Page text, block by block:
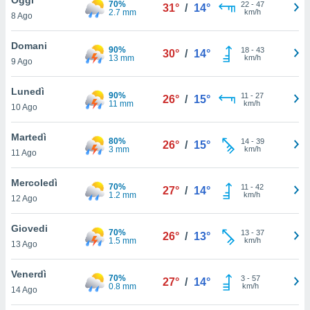
è
al sito
di
ci
di
il
un
la
nella
8 Ago
70%
2.7 mm
31° / 14° 22- 47
km/h
Domani
9 Ago
90%
13 mm
30° / 14° 18- 43
km/h
Lunedì
10 Ago
90%
11 mm
26° / 15° 11 - 27
km/h
Martedì
11 Ago
80%
3 mm
26° / 15° 14- 39
km/h
Mercoledì
12 Ago
70%
1.2 mm
27° / 14° 11 - 42
km/h
Giovedi
13 Ago
70%
1.5 mm
26° / 13° 13- 37
km/h
Venerdì
14 Ago
70%
0.8 mm
27° / 14° 3- 57
km/h